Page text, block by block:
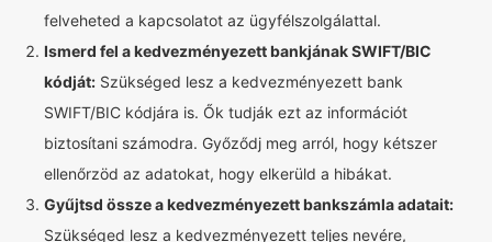
felveheted a kapcsolatot az ügyfélszolgálattal.
Ismerd fel a kedvezményezett bankjának SWIFT/BIC
kódját: Szükséged lesz a kedvezményezett bank
SWIFT/BIC kódjára is. Ők tudják ezt az információt
biztosítani számodra. Győződj meg arról, hogy kétszer
ellenőrzöd az adatokat, hogy elkerüld a hibákat.
Gyűjtsd össze a kedvezményezett bankszámla adatait:
Szükséged lesz a kedvezményezett teljes nevére,